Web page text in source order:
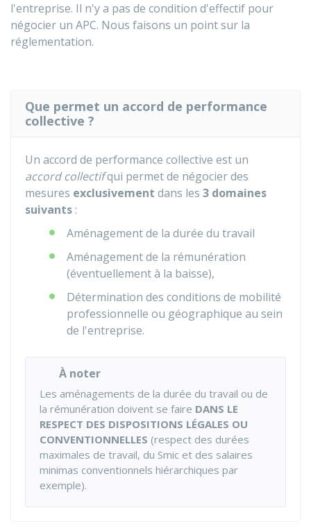
l'entreprise. Il n'y a pas de condition d'effectif pour
négocier un APC. Nous faisons un point sur la
réglementation.
Que permet un accord de performance
collective ?
Un accord de performance collective est un
accord collectifqui permet de négocier des
mesures exclusivement dans les 3 domaines
suivants :
Aménagement de la durée du travail
Aménagement de la rémunération
(éventuellement à la baisse),
Détermination des conditions de mobilité
professionnelle ou géographique au sein
de l'entreprise.
À noter
Les aménagements de la durée du travail ou de
la rémunération doivent se faire DANS LE
RESPECT DES DISPOSITIONS LÉGALES OU
CONVENTIONNELLES (respect des durées
maximales de travail, du Smic et des salaires
minimas conventionnels hiérarchiques par
exemple).